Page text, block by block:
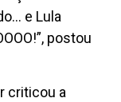
e Lula
postou
criticou a